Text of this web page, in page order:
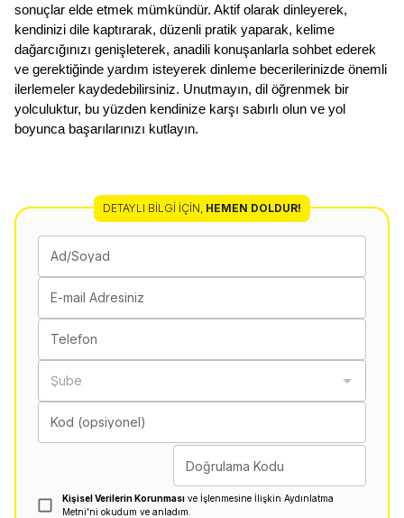
sonuçlar elde etmek mümkündür. Aktif olarak dinleyerek,
kendinizi dile kaptırarak, düzenli pratik yaparak, kelime
dağarcığınızı genişleterek, anadili konuşanlarla sohbet ederek
ve gerektiğinde yardım isteyerek dinleme becerilerinizde önemli
ilerlemeler kaydedebilirsiniz. Unutmayın, dil öğrenmek bir
yolculuktur, bu yüzden kendinize karşı sabırlı olun ve yol
boyunca başarılarınızı kutlayın.
DETAYLI BILGI İÇIN, HEMEN DOLDUR!
Ad/Soyad
E-mail Adresiniz
Telefon
Şube
Kod (opsiyonel)
Doğrulama Kodu
Kişisel Verilerin Korunması ve İşlenmesine İlişkin Aydınlatma
Metni'ni okudum ve anladım.